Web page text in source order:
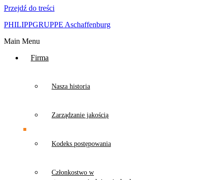
Przejdź do treści
PHILIPPGRUPPE Aschaffenburg
Main Menu
Firma
Nasza historia
Zarządzanie jakością
Kodeks postępowania
Członkostwo w